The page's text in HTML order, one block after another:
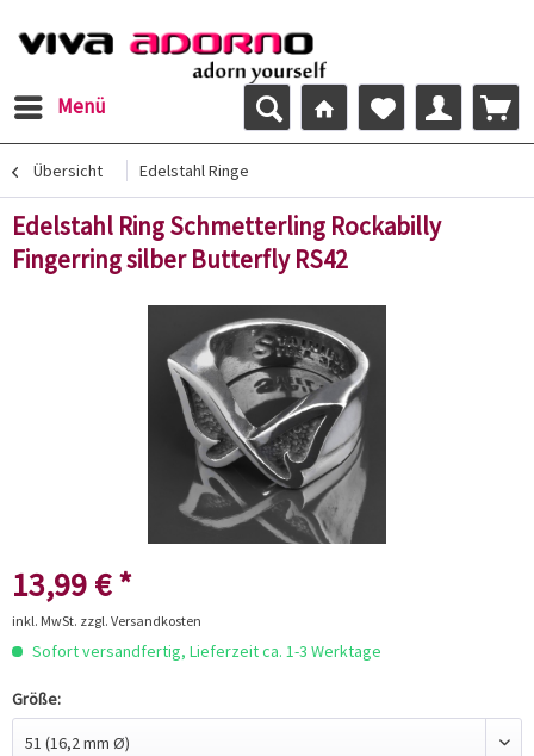
Menü
Übersicht Edelstahl Ringe
Edelstahl Ring Schmetterling Rockabilly
Fingerring silber Butterfly RS42
13,99 € *
inkl. MwSt. zzgl. Versandkosten
Sofort versandfertig, Lieferzeit ca. 1-3 Werktage
Größe: